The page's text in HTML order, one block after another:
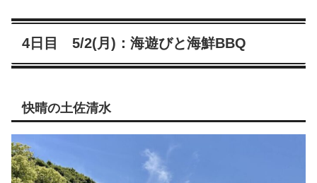
4日目 5/2(月)：海遊びと海鮮BBQ
快晴の土佐清水